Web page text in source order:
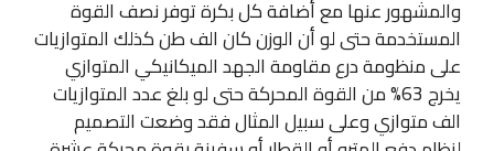
والمشهور عنها مع أضافة كل بكرة توفر نصف القوة
المستخدمة حتى لو أن الوزن كان الف طن كذلك المتوازيات
على منظومة درع مقاومة الجهد الميكانيكي المتوازي
يخرج 63% من القوة المحركة حتى لو بلغ عدد المتوازيات
الف متوازي وعلى سبيل المثال فقد وضعت التصميم